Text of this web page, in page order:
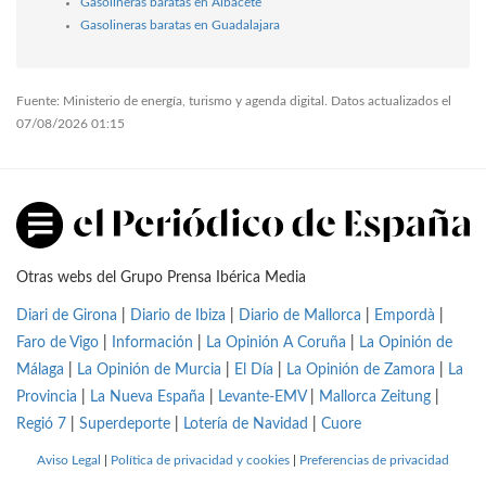
Gasolineras baratas en Guadalajara
Fuente: Ministerio de energía, turismo y agenda digital. Datos actualizados el
07/08/2026 01:15
Otras webs del Grupo Prensa Ibérica Media
Diari de Girona Diario de Ibiza Diario de Mallorca Empordà
Faro de Vigo
Información La Opinión A Coruña
La Opinión de
Málaga
La Opinión de Murcia El Día La Opinión de Zamora
La
Provincia
La Nueva España Levante-EMV| Mallorca Zeitung
Regió 7
Superdeporte Lotería de Navidad Cuore
Aviso Legal Política de privacidad y cookies Preferencias de privacidad